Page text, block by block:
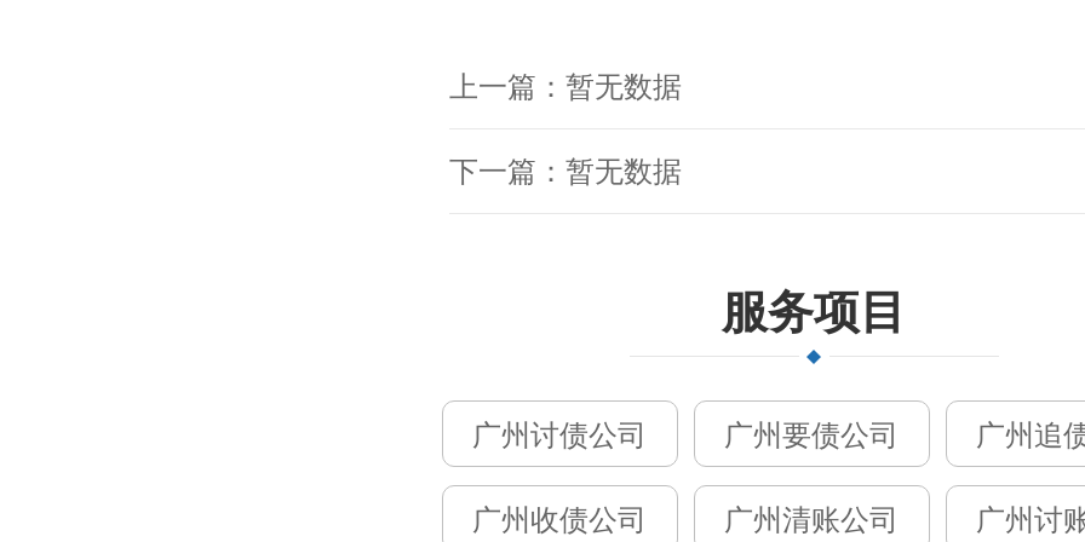
上一篇：暂无数据
下一篇：暂无数据
服务项目
广州讨债公司 广州要债公司 广州追
广州收债公司 广州清账公司 广州讨